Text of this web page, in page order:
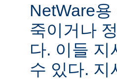
NetWare
죽이거나
다. 이들 지
수 있다. 지